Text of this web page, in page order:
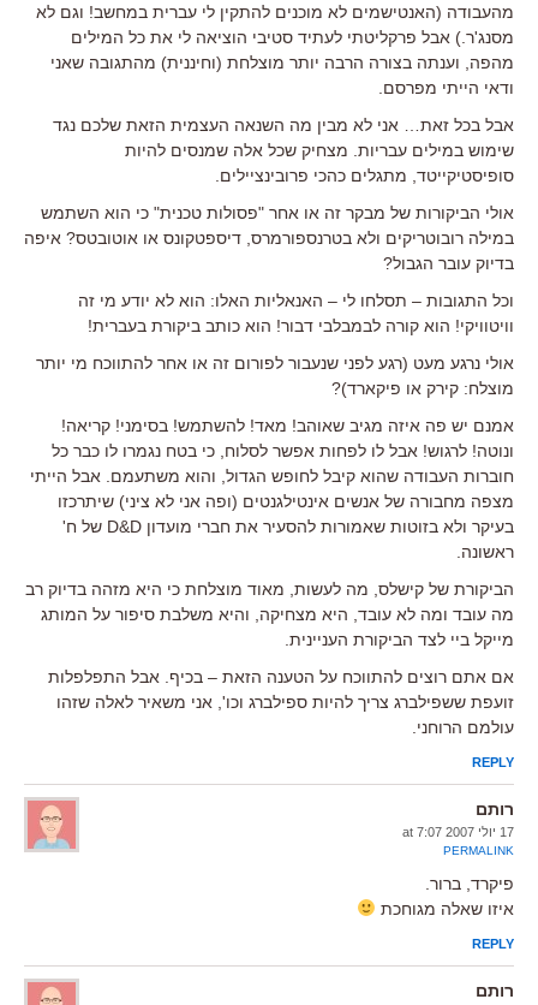
מהעבודה (האנטישמים לא מוכנים להתקין לי עברית במחשב! וגם לא
מסנג'ר.) אבל פרקליטתי לעתיד סטיבי הוציאה לי את כל המילים
מהפה, וענתה בצורה הרבה יותר מוצלחת (וחיננית) מהתגובה שאני
ודאי הייתי מפרסם.
אבל בכל זאת… אני לא מבין מה השנאה העצמית הזאת שלכם נגד
שימוש במילים עבריות. מצחיק שכל אלה שמנסים להיות
סופיסטיקייטד, מתגלים כהכי פרובינציילים.
אולי הביקורות של מבקר זה או אחר "פסולות טכנית" כי הוא השתמש
במילה רובוטריקים ולא בטרנספורמרס, דיספטקונס או אוטובטס? איפה
בדיוק עובר הגבול?
וכל התגובות – תסלחו לי – האנאליות האלו: הוא לא יודע מי זה
וויטוויקי! הוא קורה לבמבלבי דבור! הוא כותב ביקורת בעברית!
אולי נרגע מעט (רגע לפני שנעבור לפורום זה או אחר להתווכח מי יותר
מוצלח: קירק או פיקארד)?
אמנם יש פה איזה מגיב שאוהב! מאד! להשתמש! בסימני! קריאה!
ונוטה! לרגוש! אבל לו לפחות אפשר לסלוח, כי בטח נגמרו לו כבר כל
חוברות העבודה שהוא קיבל לחופש הגדול, והוא משתעמם. אבל הייתי
מצפה מחבורה של אנשים אינטילגנטים (ופה אני לא ציני) שיתרכזו
בעיקר ולא בזוטות שאמורות להסעיר את חברי מועדון D&D של ח'
ראשונה.
הביקורת של קישלס, מה לעשות, מאוד מוצלחת כי היא מזהה בדיוק רב
מה עובד ומה לא עובד, היא מצחיקה, והיא משלבת סיפור על המותג
מייקל ביי לצד הביקורת העניינית.
אם אתם רוצים להתווכח על הטענה הזאת – בכיף. אבל התפלפלות
זועפת ששפילברג צריך להיות ספילברג וכו', אני משאיר לאלה שזהו
עולמם הרוחני.
REPLY
רותם
17 יולי 2007 at 7:07
PERMALINK
פיקרד, ברור.
איזו שאלה מגוחכת
REPLY
רותם